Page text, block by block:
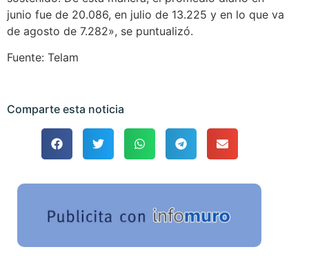
junio fue de 20.086, en julio de 13.225 y en lo que va
de agosto de 7.282», se puntualizó.
Fuente: Telam
Comparte esta noticia